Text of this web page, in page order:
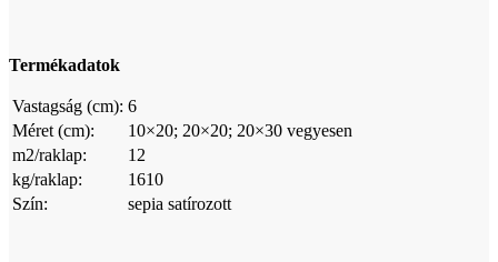
Termékadatok
Vastagság (cm): 6
Méret (cm):
10×20; 20×20; 20×30 vegyesen
m2/raklap:
12
kg/raklap:
1610
Szín:
sepia satírozott